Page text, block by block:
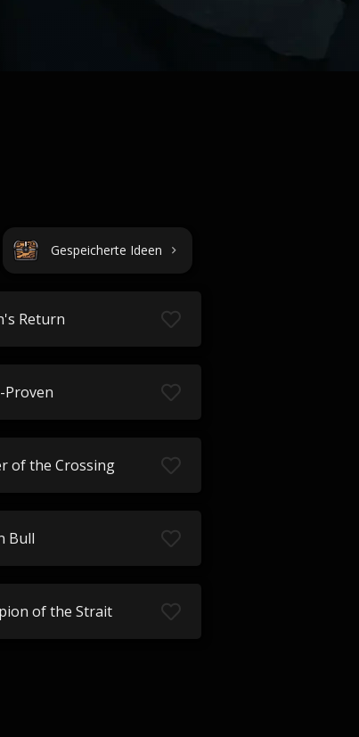
Gespeicherte Ideen
Return
Proven
of the Crossing
Bull
of the Strait